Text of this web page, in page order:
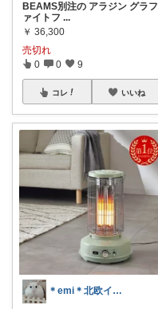
BEAMS別注の アラジン グラフ
ァイトフ ...
￥ 36,300
売切れ
0 0 9
コレ いいね
＊emi＊北欧インテリア×癒しの空間🌿